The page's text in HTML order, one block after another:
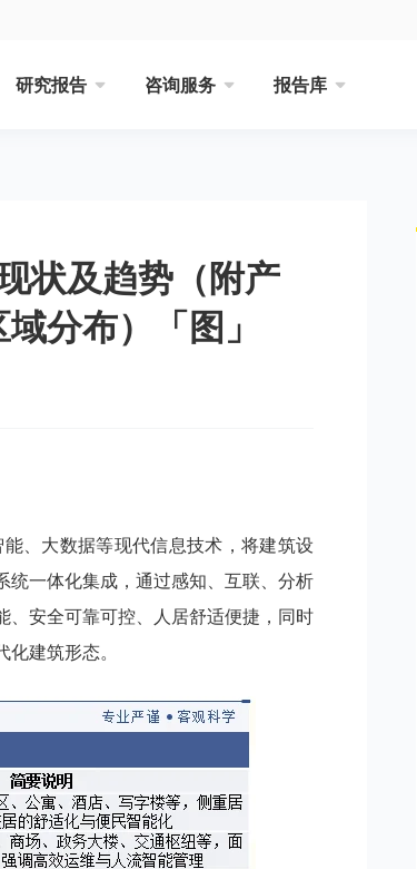
研究报告 咨询服务 报告库
状及趋势（附产
分布）「图」
、大数据等现代信息技术，将建筑设
统一体化集成，通过感知、互联、分析
、安全可靠可控、人居舒适便捷，同时
建筑形态。